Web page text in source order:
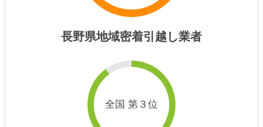
長野県地域密着引越し業者
全国 第３位